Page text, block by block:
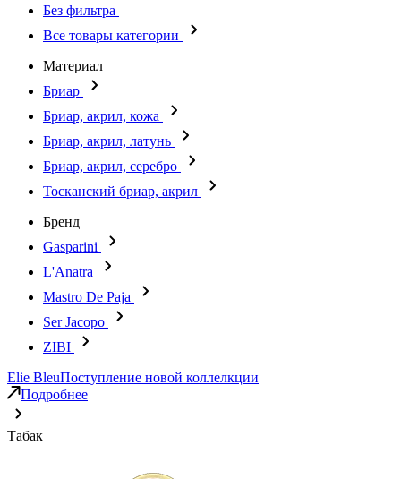
Без фильтра
Все товары категории
Материал
Бриар
Бриар, акрил, кожа
Бриар, акрил, латунь
Бриар, акрил, серебро
Тосканский бриар, акрил
Бренд
Gasparini
L'Anatra
Mastro De Paja
Ser Jacopo
ZIBI
Elie BleuПоступление новой коллелкции
Подробнее
Табак